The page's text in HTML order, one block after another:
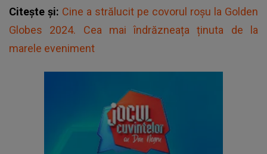
Citește și: Cine a strălucit pe covorul roșu la Golden
Globes 2024. Cea mai îndrăzneața ținuta de la
marele eveniment